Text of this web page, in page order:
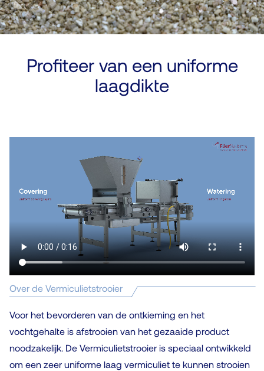
Profiteer van een uniforme
laagdikte
Over de Vermiculietstrooier
Voor het bevorderen van de ontkieming en het
vochtgehalte is afstrooien van het gezaaide product
noodzakelijk. De Vermiculietstrooier is speciaal ontwikkeld
om een zeer uniforme laag vermiculiet te kunnen strooien